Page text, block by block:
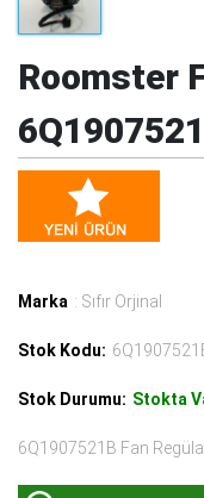
Roomster
Marka : Sıfır Orjinal
Stok Kodu:
Stok Durumu: Stokta
6Q1907521B Fan